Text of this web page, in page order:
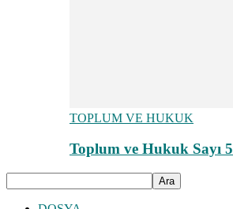
TOPLUM VE HUKUK
Toplum ve Hukuk Sayı 5